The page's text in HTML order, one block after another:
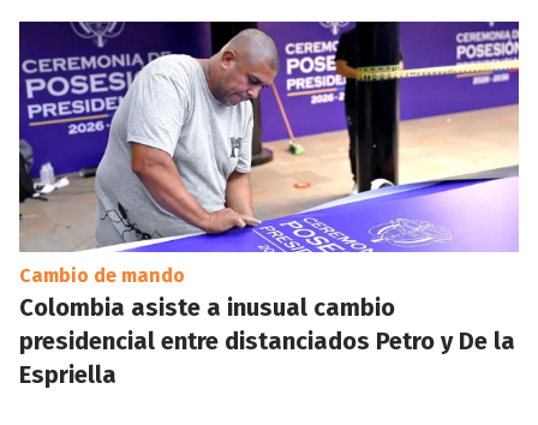
Cambio de mando
Colombia asiste a inusual cambio
presidencial entre distanciados Petro y De la
Espriella